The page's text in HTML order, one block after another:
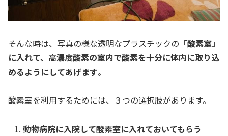
そんな時は、写真の様な透明なプラスチックの 「酸素室」
に入れて、高濃度酸素の室内で酸素を十分に体内に取り込
めるようにしてあげます。
酸素室を利用するためには、３つの選択肢があります。
動物病院に入院して酸素室に入れておいてもらう